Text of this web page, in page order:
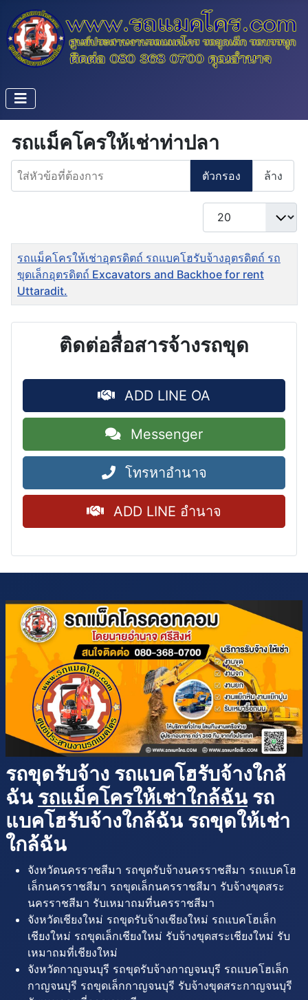
รถแม็คโครให้เช่าท่าปลา
ใส่หัวข้อที่ต้องการ
ตัวกรอง ล้าง
แสดง #
ชื่อ
รถแม็คโครให้เช่าอุตรดิตถ์ รถแบคโฮรับจ้างอุตรดิตถ์ รถ
ขุดเล็กอุตรดิตถ์ Excavators and Backhoe for rent
Uttaradit.
ติดต่อสื่อสารจ้างรถขุด
ADD LINE OA
Messenger
โทรหาอำนาจ
ADD LINE อำนาจ
รถขุดรับจ้าง รถแบคโฮรับจ้างใกล้
ฉัน รถแม็คโครให้เช่าใกล้ฉัน รถ
แบคโฮรับจ้างใกล้ฉัน รถขุดให้เช่า
ใกล้ฉัน
จังหวัดนครราชสีมา รถขุดรับจ้างนครราชสีมา รถแบคโฮ
เล็กนครราชสีมา รถขุดเล็กนครราชสีมา รับจ้างขุดสระ
นครราชสีมา รับเหมาถมที่นครราชสีมา
จังหวัดเชียงใหม่ รถขุดรับจ้างเชียงใหม่ รถแบคโฮเล็ก
เชียงใหม่ รถขุดเล็กเชียงใหม่ รับจ้างขุดสระเชียงใหม่ รับ
เหมาถมที่เชียงใหม่
จังหวัดกาญจนบุรี รถขุดรับจ้างกาญจนบุรี รถแบคโฮเล็ก
กาญจนบุรี รถขุดเล็กกาญจนบุรี รับจ้างขุดสระกาญจนบุรี